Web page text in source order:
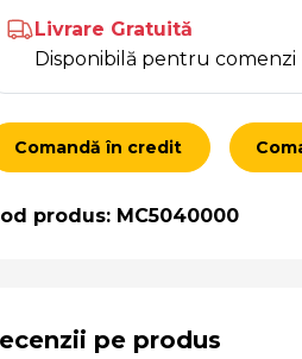
Livrare Gratuită
Disponibilă pentru comenzi
Comandă în credit
produs: MC5040000
pe produs